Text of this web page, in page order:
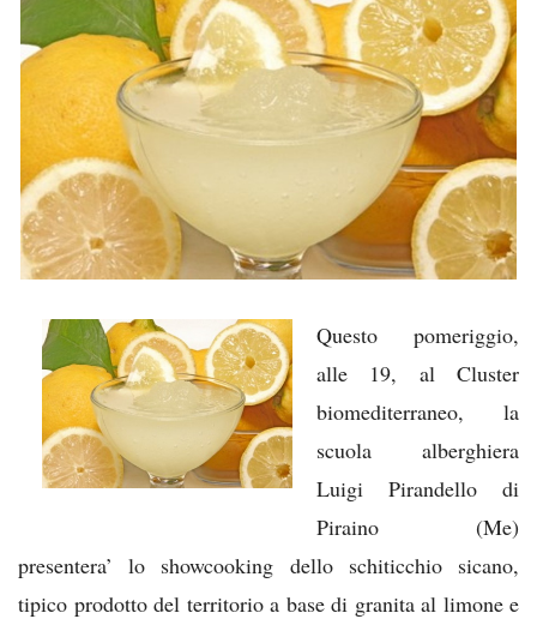
Questo pomeriggio,
alle 19, al Cluster
biomediterraneo, la
scuola alberghiera
Luigi Pirandello di
Piraino (Me)
presentera’ lo showcooking dello schiticchio sicano,
tipico prodotto del territorio a base di granita al limone e